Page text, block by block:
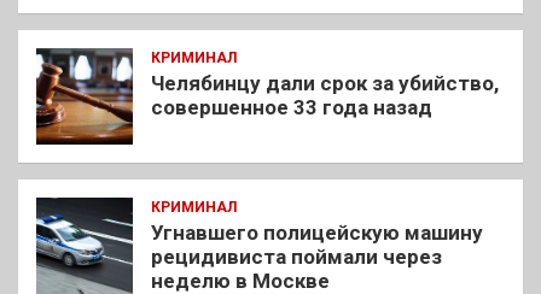
КРИМИНАЛ
Челябинцу дали срок за убийство,
совершенное 33 года назад
КРИМИНАЛ
Угнавшего полицейскую машину
рецидивиста поймали через
неделю в Москве